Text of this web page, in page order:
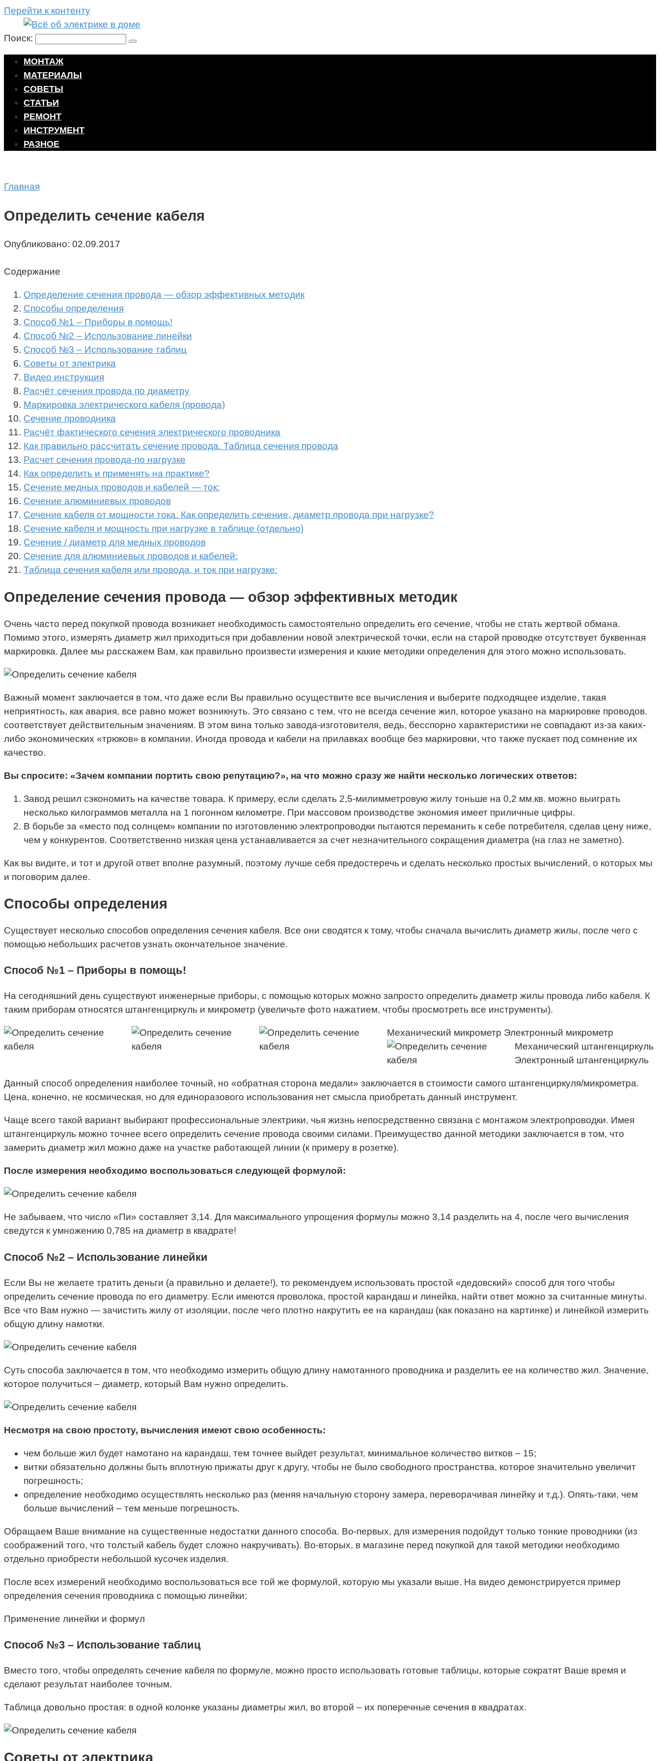
Перейти к контенту
Поиск:
МОНТАЖ
МАТЕРИАЛЫ
СОВЕТЫ
СТАТЬИ
РЕМОНТ
ИНСТРУМЕНТ
РАЗНОЕ
Главная
Определить сечение кабеля
Опубликовано: 02.09.2017
Содержание
Определение сечения провода — обзор эффективных методик
Способы определения
Способ №1 – Приборы в помощь!
Способ №2 – Использование линейки
Способ №3 – Использование таблиц
Советы от электрика
Видео инструкция
Расчёт сечения провода по диаметру
Маркировка электрического кабеля (провода)
Сечение проводника
Расчёт фактического сечения электрического проводника
Как правильно рассчитать сечение провода. Таблица сечения провода
Расчет сечения провода-по нагрузке
Как определить и применять на практике?
Сечение медных проводов и кабелей — ток:
Сечение алюминиевых проводов
Сечение кабеля от мощности тока. Как определить сечение, диаметр провода при нагрузке?
Сечение кабеля и мощность при нагрузке в таблице (отдельно)
Сечение / диаметр для медных проводов
Сечение для алюминиевых проводов и кабелей:
Таблица сечения кабеля или провода, и ток при нагрузке:
Определение сечения провода — обзор эффективных методик
Очень часто перед покупкой провода возникает необходимость самостоятельно определить его сечение, чтобы не стать жертвой обмана.
Помимо этого, измерять диаметр жил приходиться при добавлении новой электрической точки, если на старой проводке отсутствует буквенная
маркировка. Далее мы расскажем Вам, как правильно произвести измерения и какие методики определения для этого можно использовать.
Важный момент заключается в том, что даже если Вы правильно осуществите все вычисления и выберите подходящее изделие, такая
неприятность, как авария, все равно может возникнуть. Это связано с тем, что не всегда сечение жил, которое указано на маркировке проводов.
соответствует действительным значениям. В этом вина только завода-изготовителя, ведь, бесспорно характеристики не совпадают из-за каких-
либо экономических «трюков» в компании. Иногда провода и кабели на прилавках вообще без маркировки, что также пускает под сомнение их
качество.
Вы спросите: «Зачем компании портить свою репутацию?», на что можно сразу же найти несколько логических ответов:
Завод решил сэкономить на качестве товара. К примеру, если сделать 2,5-милимметровую жилу тоньше на 0,2 мм.кв. можно выиграть
несколько килограммов металла на 1 погонном километре. При массовом производстве экономия имеет приличные цифры.
В борьбе за «место под солнцем» компании по изготовлению электропроводки пытаются переманить к себе потребителя, сделав цену ниже,
чем у конкурентов. Соответственно низкая цена устанавливается за счет незначительного сокращения диаметра (на глаз не заметно).
Как вы видите, и тот и другой ответ вполне разумный, поэтому лучше себя предостеречь и сделать несколько простых вычислений, о которых мы
и поговорим далее.
Способы определения
Существует несколько способов определения сечения кабеля. Все они сводятся к тому, чтобы сначала вычислить диаметр жилы, после чего с
помощью небольших расчетов узнать окончательное значение.
Способ №1 – Приборы в помощь!
На сегодняшний день существуют инженерные приборы, с помощью которых можно запросто определить диаметр жилы провода либо кабеля. К
таким приборам относятся штангенциркуль и микрометр (увеличьте фото нажатием, чтобы просмотреть все инструменты).
Механический микрометр Электронный микрометр
Механический штангенциркуль
Электронный штангенциркуль
Данный способ определения наиболее точный, но «обратная сторона медали» заключается в стоимости самого штангенциркуля/микрометра.
Цена, конечно, не космическая, но для единоразового использования нет смысла приобретать данный инструмент.
Чаще всего такой вариант выбирают профессиональные электрики, чья жизнь непосредственно связана с монтажом электропроводки. Имея
штангенциркуль можно точнее всего определить сечение провода своими силами. Преимущество данной методики заключается в том, что
замерить диаметр жил можно даже на участке работающей линии (к примеру в розетке).
После измерения необходимо воспользоваться следующей формулой:
Не забываем, что число «Пи» составляет 3,14. Для максимального упрощения формулы можно 3,14 разделить на 4, после чего вычисления
сведутся к умножению 0,785 на диаметр в квадрате!
Способ №2 – Использование линейки
Если Вы не желаете тратить деньги (а правильно и делаете!), то рекомендуем использовать простой «дедовский» способ для того чтобы
определить сечение провода по его диаметру. Если имеются проволока, простой карандаш и линейка, найти ответ можно за считанные минуты.
Все что Вам нужно — зачистить жилу от изоляции, после чего плотно накрутить ее на карандаш (как показано на картинке) и линейкой измерить
общую длину намотки.
Суть способа заключается в том, что необходимо измерить общую длину намотанного проводника и разделить ее на количество жил. Значение,
которое получиться – диаметр, который Вам нужно определить.
Несмотря на свою простоту, вычисления имеют свою особенность:
чем больше жил будет намотано на карандаш, тем точнее выйдет результат, минимальное количество витков – 15;
витки обязательно должны быть вплотную прижаты друг к другу, чтобы не было свободного пространства, которое значительно увеличит
погрешность;
определение необходимо осуществлять несколько раз (меняя начальную сторону замера, переворачивая линейку и т.д.). Опять-таки, чем
больше вычислений – тем меньше погрешность.
Обращаем Ваше внимание на существенные недостатки данного способа. Во-первых, для измерения подойдут только тонкие проводники (из
соображений того, что толстый кабель будет сложно накручивать). Во-вторых, в магазине перед покупкой для такой методики необходимо
отдельно приобрести небольшой кусочек изделия.
После всех измерений необходимо воспользоваться все той же формулой, которую мы указали выше. На видео демонстрируется пример
определения сечения проводника с помощью линейки:
Применение линейки и формул
Способ №3 – Использование таблиц
Вместо того, чтобы определять сечение кабеля по формуле, можно просто использовать готовые таблицы, которые сократят Ваше время и
сделают результат наиболее точным.
Таблица довольно простая: в одной колонке указаны диаметры жил, во второй – их поперечные сечения в квадратах.
Советы от электрика